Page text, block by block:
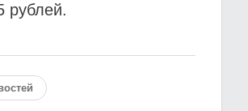
рублей.